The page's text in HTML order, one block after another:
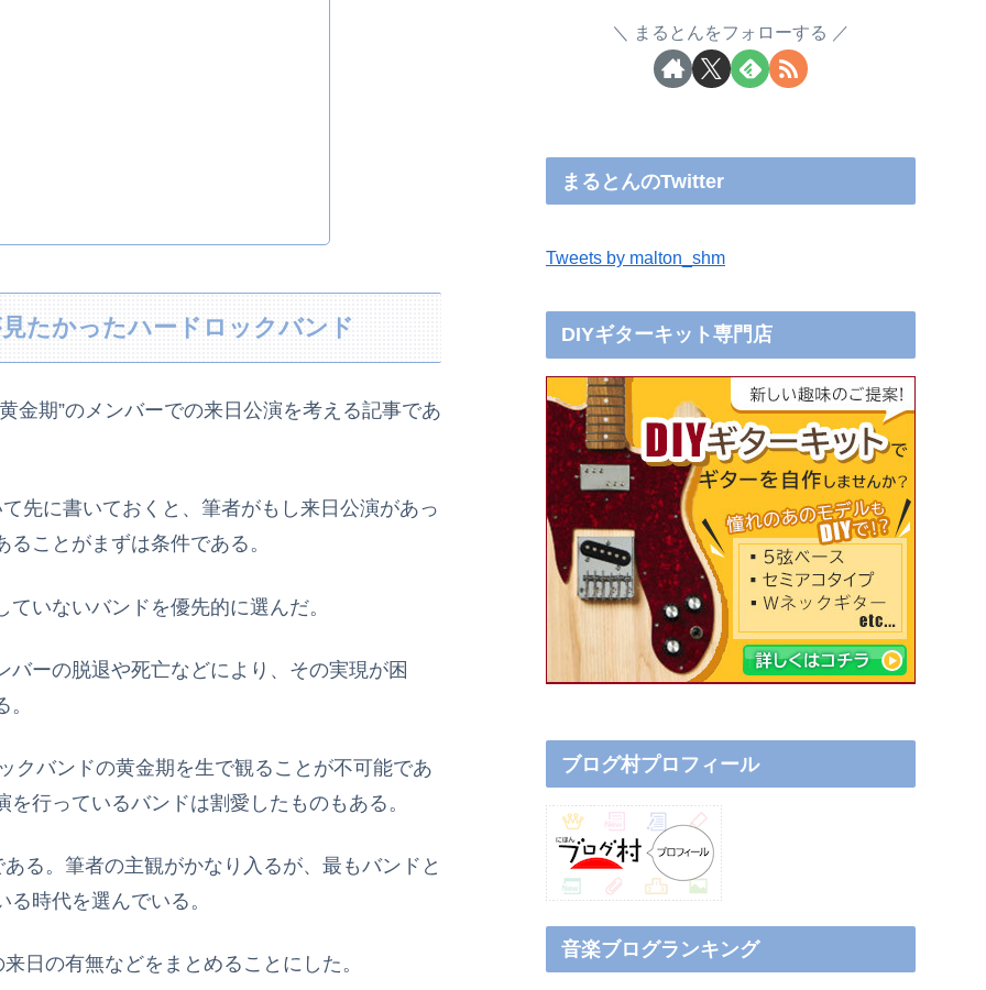
たかったハードロックバンド
金期”のメンバーでの来日公演を考える記事であ
先に書いておくと、筆者がもし来日公演があっ
ことがまずは条件である。
いないバンドを優先的に選んだ。
ーの脱退や死亡などにより、その実現が困
クバンドの黄金期を生で観ることが不可能であ
行っているバンドは割愛したものもある。
る。筆者の主観がかなり入るが、最もバンドと
時代を選んでいる。
日の有無などをまとめることにした。
まるとんをフォローする
まるとんのTwitter
Tweets by malton_shm
DIYギターキット専門店
ブログ村プロフィール
音楽ブログランキング